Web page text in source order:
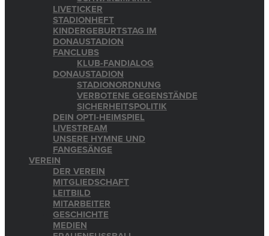
LIVETICKER
STADIONHEFT
KINDERGEBURTSTAG IM
DONAUSTADION
FANCLUBS
KLUB-FANDIALOG
DONAUSTADION
STADIONORDNUNG
VERBOTENE GEGENSTÄNDE
SICHERHEITSPOLITIK
DEIN OPTI-HEIMSPIEL
LIVESTREAM
UNSERE HYMNE UND
FANGESÄNGE
VEREIN
DER VEREIN
MITGLIEDSCHAFT
LEITBILD
MITARBEITER
GESCHICHTE
MEDIEN